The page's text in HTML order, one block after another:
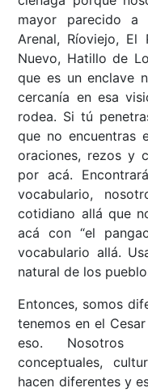
mayor parecido a
Arenal, Ríoviejo, El
Nuevo, Hatillo de
que es un enclave
cercanía en esa
rodea. Si tú
que no encuentras
oraciones, rezos y
por acá.
vocabulario,
cotidiano allá que
acá con “el
vocabulario allá.
natural de los
Entonces, somos
tenemos en el
eso. Nosotros
conceptuales,
hacen diferentes y